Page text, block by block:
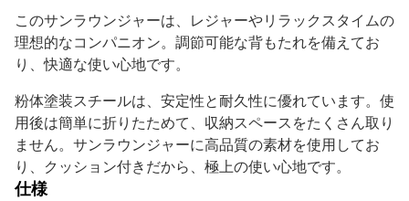
このサンラウンジャーは、レジャーやリラックスタイムの
理想的なコンパニオン。調節可能な背もたれを備えてお
り、快適な使い心地です。
粉体塗装スチールは、安定性と耐久性に優れています。使
用後は簡単に折りたためて、収納スペースをたくさん取り
ません。サンラウンジャーに高品質の素材を使用してお
り、クッション付きだから、極上の使い心地です。
仕様